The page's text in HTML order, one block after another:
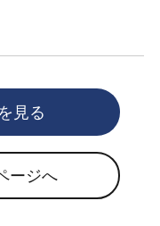
見る
ージへ